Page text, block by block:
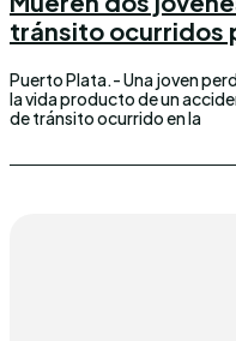
tránsito ocurridos
Puerto Plata.- Una joven
la vida producto de un
de tránsito ocurrido en la
carretera principal del
municipal de